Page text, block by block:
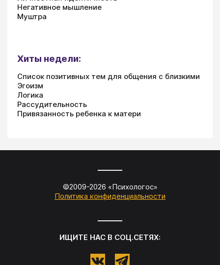
Негативное мышление
Муштра
Хиты недели:
Список позитивных тем для общения с близкими
Эгоизм
Логика
Рассудительность
Привязанность ребенка к матери
©2009-2026 «Психологос»
Политика конфиденциальности
ИЩИТЕ НАС В СОЦ.СЕТЯХ: